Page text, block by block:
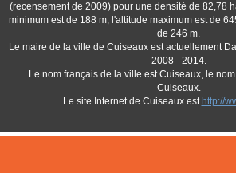
(recensement de 2009) pour une densité de 82,78
minimum est de 188 m, l'altitude maximum est de
de 246 m.
Le maire de la ville de Cuiseaux est actuellement
2008 - 2014.
Le nom français de la ville est Cuiseaux, le
Cuiseaux.
Le site Internet de Cuiseaux est http://